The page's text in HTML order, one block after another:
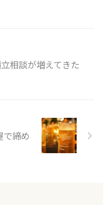
相談が増えてきた
締め